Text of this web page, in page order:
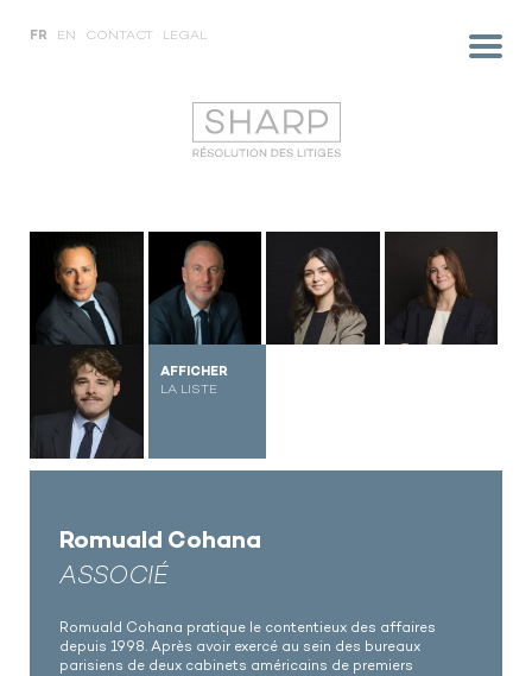
FR EN CONTACT LEGAL
AFFICHER
LA LISTE
Romuald Cohana
ASSOCIÉ
Romuald Cohana pratique le contentieux des affaires
depuis 1998. Après avoir exercé au sein des bureaux
parisiens de deux cabinets américains de premiers